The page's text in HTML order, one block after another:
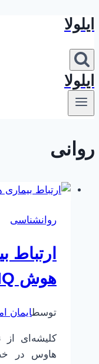
بازگشت
محتوا
ایلولا
ایلولا
روانی
روانشناسی
ارتباط
هوش IQ
توسطایمان
کلیشه‌ای از
هاوس در